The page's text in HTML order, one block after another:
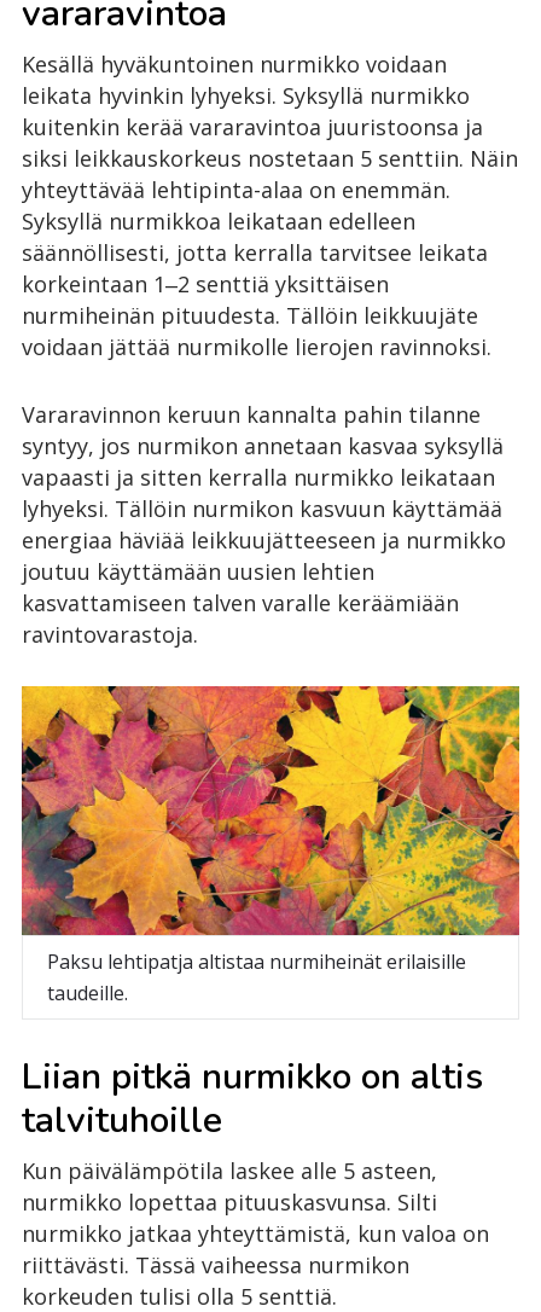
vararavintoa
Kesällä hyväkuntoinen nurmikko voidaan
leikata hyvinkin lyhyeksi. Syksyllä nurmikko
kuitenkin kerää vararavintoa juuristoonsa ja
siksi leikkauskorkeus nostetaan 5 senttiin. Näin
yhteyttävää lehtipinta-alaa on enemmän.
Syksyllä nurmikkoa leikataan edelleen
säännöllisesti, jotta kerralla tarvitsee leikata
korkeintaan 1‒2 senttiä yksittäisen
nurmiheinän pituudesta. Tällöin leikkuujäte
voidaan jättää nurmikolle lierojen ravinnoksi.
Vararavinnon keruun kannalta pahin tilanne
syntyy, jos nurmikon annetaan kasvaa syksyllä
vapaasti ja sitten kerralla nurmikko leikataan
lyhyeksi. Tällöin nurmikon kasvuun käyttämää
energiaa häviää leikkuujätteeseen ja nurmikko
joutuu käyttämään uusien lehtien
kasvattamiseen talven varalle keräämiään
ravintovarastoja.
Paksu lehtipatja altistaa nurmiheinät erilaisille
taudeille.
Liian pitkä nurmikko on altis
talvituhoille
Kun päivälämpötila laskee alle 5 asteen,
nurmikko lopettaa pituuskasvunsa. Silti
nurmikko jatkaa yhteyttämistä, kun valoa on
riittävästi. Tässä vaiheessa nurmikon
korkeuden tulisi olla 5 senttiä.